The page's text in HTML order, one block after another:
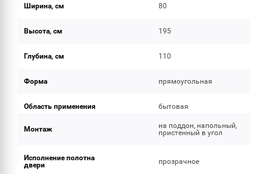
Ширина, см 80
Высота, см 195
Глубина, см 110
Форма прямоугольная
Область применения бытовая
Монтаж
на поддон, напольный,
пристенный в угол
Исполнение полотна
двери
прозрачное